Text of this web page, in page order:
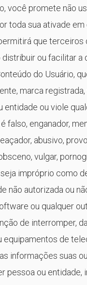
você promete não
toda sua ativade
que
ou facilitar
do Usuário,
marca
entidade ou viole
falso, enganador,
abusivo,
vulgar,
impróprio como
não autorizada ou
ou qualquer
de interromper,
equipamentos de
informações suas
pessoa ou